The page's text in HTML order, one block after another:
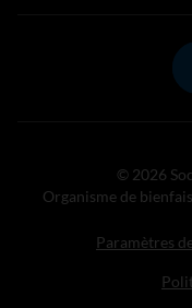
© 2026
Organisme de
Paramètres